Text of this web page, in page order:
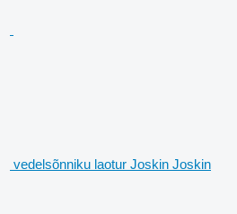
vedelsõnniku laotur Joskin Joskin